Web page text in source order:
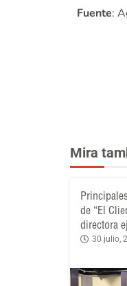
Fuente:
Mira
de “El
directora
30 julio,